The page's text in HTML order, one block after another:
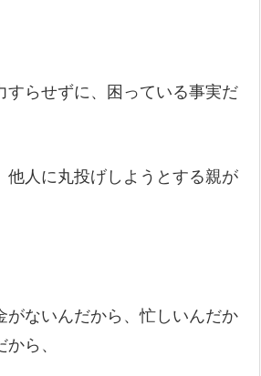
すらせずに、困っている事実だ
他人に丸投げしようとする親が
がないんだから、忙しいんだか
ら、